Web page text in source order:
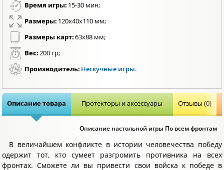
Время игры: 15-30 мин;
Размеры: 120x40x110 мм;
Размеры карт:63х88 мм;
Вес:200 гр;
Производитель: Нескучные игры.
Описание товара Протекторы и аксессуары Отзывы (0)
Описание настольной игры По всем фронтам
В величайшем конфликте в истории человечества победу
одержит тот, кто сумеет разгромить противника на всех
фронтах. Сможете ли вы привести свои войска к победе в